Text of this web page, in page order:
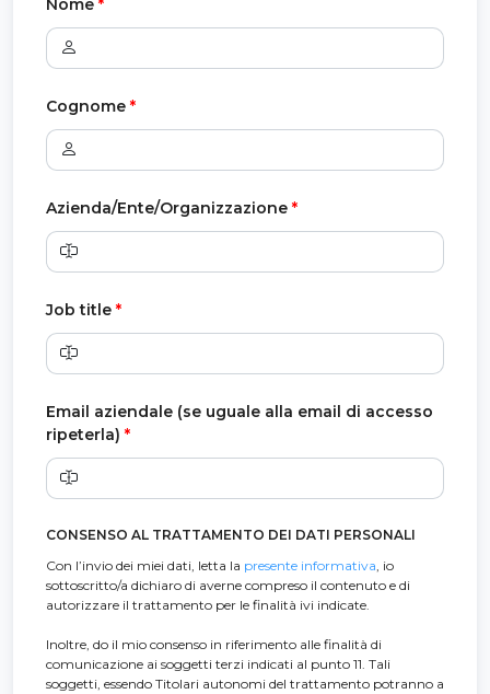
Nome *
Cognome *
Azienda/Ente/Organizzazione *
Job title *
Email aziendale (se uguale alla email di accesso
ripeterla) *
CONSENSO AL TRATTAMENTO DEI DATI PERSONALI
Con l’invio dei miei dati, letta la presente informativa, io
sottoscritto/a dichiaro di averne compreso il contenuto e di
autorizzare il trattamento per le finalità ivi indicate.
Inoltre, do il mio consenso in riferimento alle finalità di
comunicazione ai soggetti terzi indicati al punto 11. Tali
soggetti, essendo Titolari autonomi del trattamento potranno a